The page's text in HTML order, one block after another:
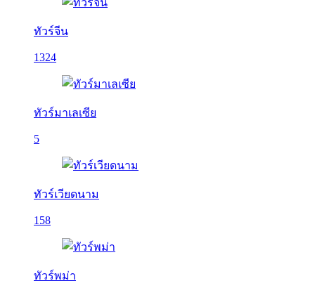
ทัวร์จีน
1324
ทัวร์มาเลเซีย
5
ทัวร์เวียดนาม
158
ทัวร์พม่า